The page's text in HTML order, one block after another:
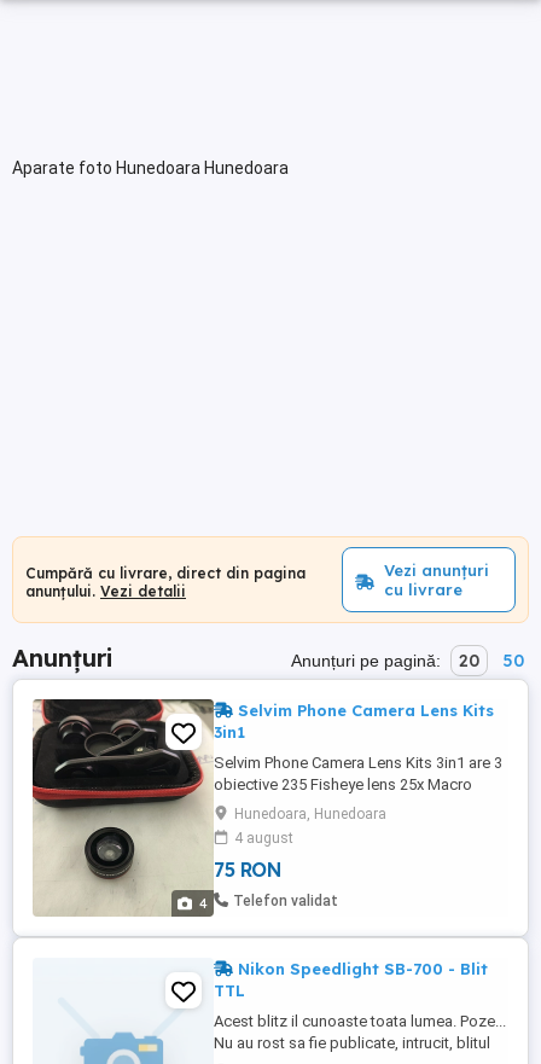
Aparate foto Hunedoara Hunedoara
Cumpără cu livrare, direct din pagina
anunțului. Vezi detalii
Vezi anunțuri
cu livrare
Anunțuri Anunțuri pe pagină: 20 50
4
Selvim Phone Camera Lens Kits
3in1
Selvim Phone Camera Lens Kits 3in1 are 3
obiective 235 Fisheye lens 25x Macro
Lens 0.6x Wide angle lens borseta +
stativul pt telefon compatibil cu Iphone
11, X, 8,7,6, Plus X, XS, XR Samsung
Galaxy plus alte modele de telefoane
Hunedoara, Hunedoara
4 august
75 RON
Telefon validat
Nikon Speedlight SB-700 - Blit
TTL
Acest blitz il cunoaste toata lumea. Poze...
Nu au rost sa fie publicate, intrucit, blitul